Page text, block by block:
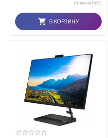
(Включая НДС)
В КОРЗИНУ